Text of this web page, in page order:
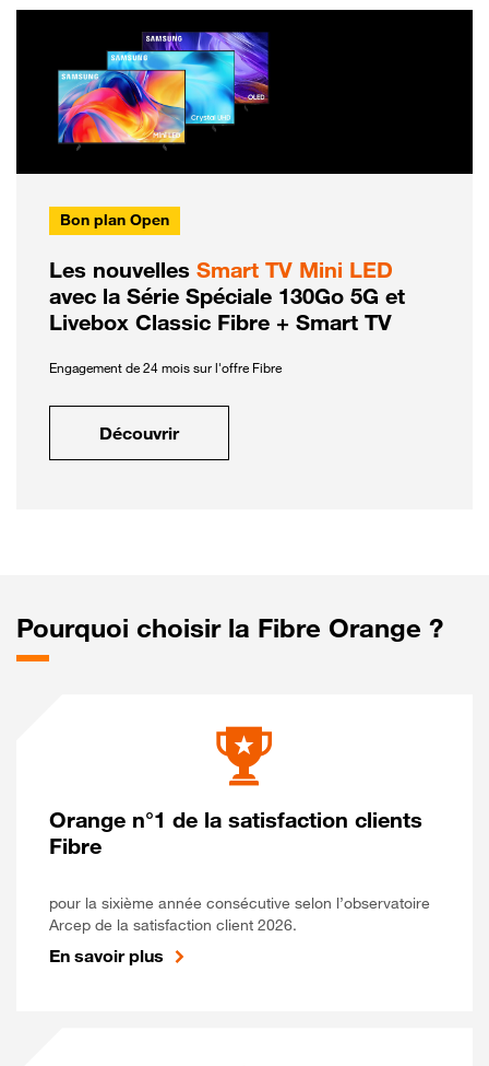
Bon plan Open
Les nouvelles Smart TV Mini LED
avec la Série Spéciale 130Go 5G et
Livebox Classic Fibre + Smart TV
Engagement de 24 mois sur l'offre Fibre
Découvrir
Pourquoi choisir la Fibre Orange ?
Orange n°1 de la satisfaction clients
Fibre
pour la sixième année consécutive selon l’observatoire
Arcep de la satisfaction client 2026.
En savoir plus